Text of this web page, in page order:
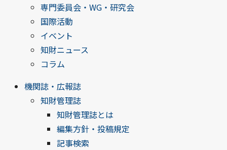
専門委員会・WG・研究会
国際活動
イベント
知財ニュース
コラム
機関誌・広報誌
知財管理誌
知財管理誌とは
編集方針・投稿規定
記事検索